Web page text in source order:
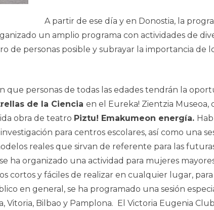
A partir de ese día y en Donostia, la
un amplio programa con actividades de
de personas posible y subrayar la importancia
que personas de todas las edades tendrán la
de la Ciencia en el Eureka! Zientzia Museoa,
obra de teatro Piztu! Emakumeon energía.
para centros escolares, así como una
reales que sirvan de referente para las
ha organizado una actividad para mujeres
cortos y fáciles de realizar en cualquier lugar,
en general, se ha programado una sesión
Vitoria, Bilbao y Pamplona. El Victoria Eugenia